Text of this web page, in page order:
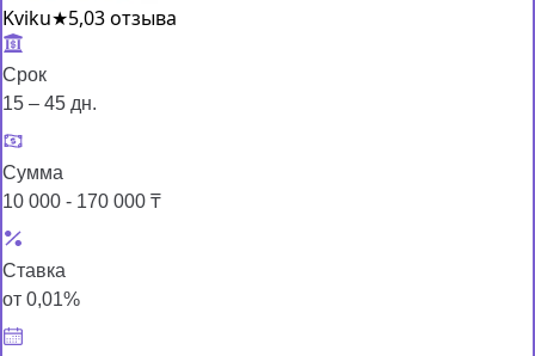
Kviku★5,03 отзыва
Срок
15 – 45 дн.
Сумма
10 000 - 170 000 ₸
Ставка
от 0,01%